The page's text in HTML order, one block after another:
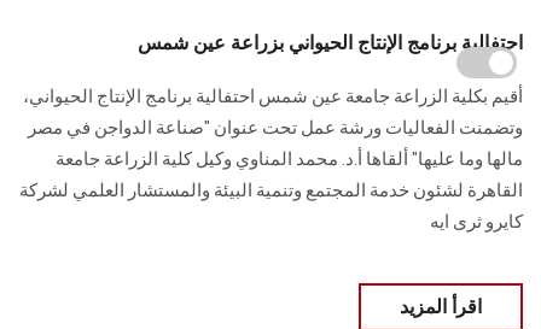
احتفالية برنامج الإنتاج الحيواني بزراعة عين شمس
أقيم بكلية الزراعة جامعة عين شمس احتفالية برنامج الإنتاج الحيواني،
وتضمنت الفعاليات ورشة عمل تحت عنوان "صناعة الدواجن في مصر
مالها وما عليها" ألقاها ‏أ.د. محمد المناوي وكيل كلية الزراعة جامعة
القاهرة لشئون خدمة المجتمع وتنمية ‏البيئة والمستشار العلمي لشركة
كايرو ثرى ايه
اقرأ المزيد